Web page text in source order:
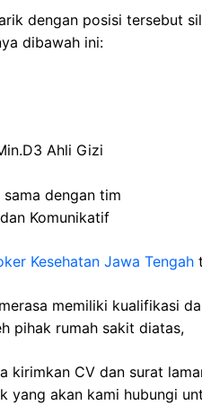
dengan posisi tersebut
dibawah ini:
Ahli Gizi
dengan tim
Komunikatif
Kesehatan Jawa Tengah
memiliki kualifikasi
pihak rumah sakit diatas,
kirimkan CV dan surat
yang akan kami hubungi